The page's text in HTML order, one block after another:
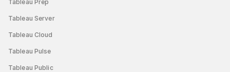
Tableau Prep
Tableau Server
Tableau Cloud
Tableau Pulse
Tableau Public